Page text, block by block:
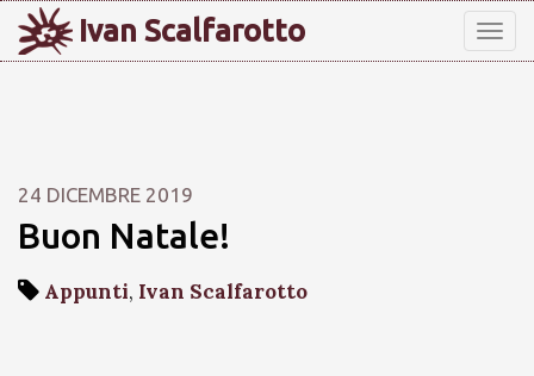
Ivan Scalfarotto
24 DICEMBRE 2019
Buon Natale!
Appunti, Ivan Scalfarotto